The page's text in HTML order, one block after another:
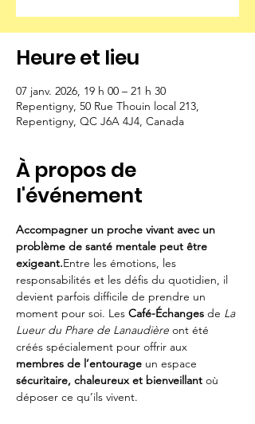
Heure et lieu
07 janv. 2026, 19 h 00 – 21 h 30
Repentigny, 50 Rue Thouin local 213,
Repentigny, QC J6A 4J4, Canada
À propos de
l'événement
Accompagner un proche vivant avec un
problème de santé mentale peut être
exigeant.Entre les émotions, les
responsabilités et les défis du quotidien, il
devient parfois difficile de prendre un
moment pour soi. Les Café-Échanges de La
Lueur du Phare de Lanaudière ont été
créés spécialement pour offrir aux
membres de l’entourage un espace
sécuritaire, chaleureux et bienveillant où
déposer ce qu’ils vivent.